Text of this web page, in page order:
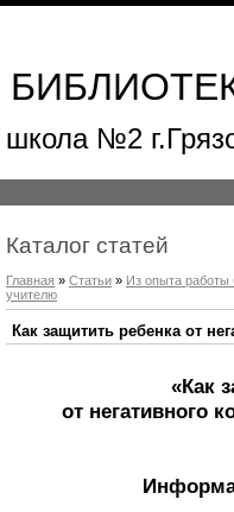
№2
Каталог статей
Главная » Статьи » Из опыта работы
учителю
Как защитить ребенка от
«Как
от негативного